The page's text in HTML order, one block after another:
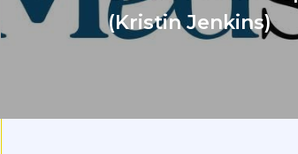
(Kristin Jenkins)